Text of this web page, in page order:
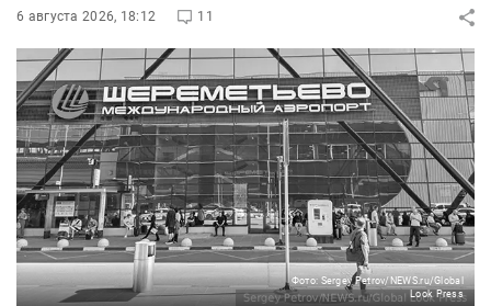
6 августа 2026, 18:12 11
Фото: Sergey Petrov/NEWS.ru/Global
Look Press